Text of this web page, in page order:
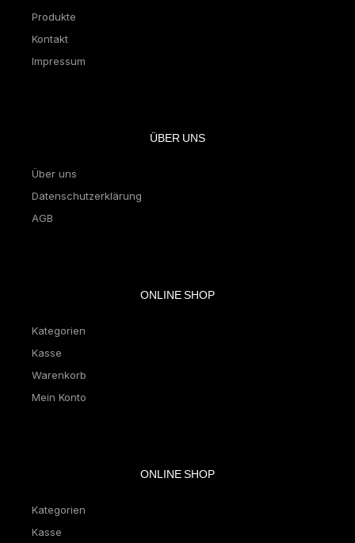
Produkte
Kontakt
Impressum
ÜBER UNS
Über uns
Datenschutzerklärung
AGB
ONLINE SHOP
Kategorien
Kasse
Warenkorb
Mein Konto
ONLINE SHOP
Kategorien
Kasse